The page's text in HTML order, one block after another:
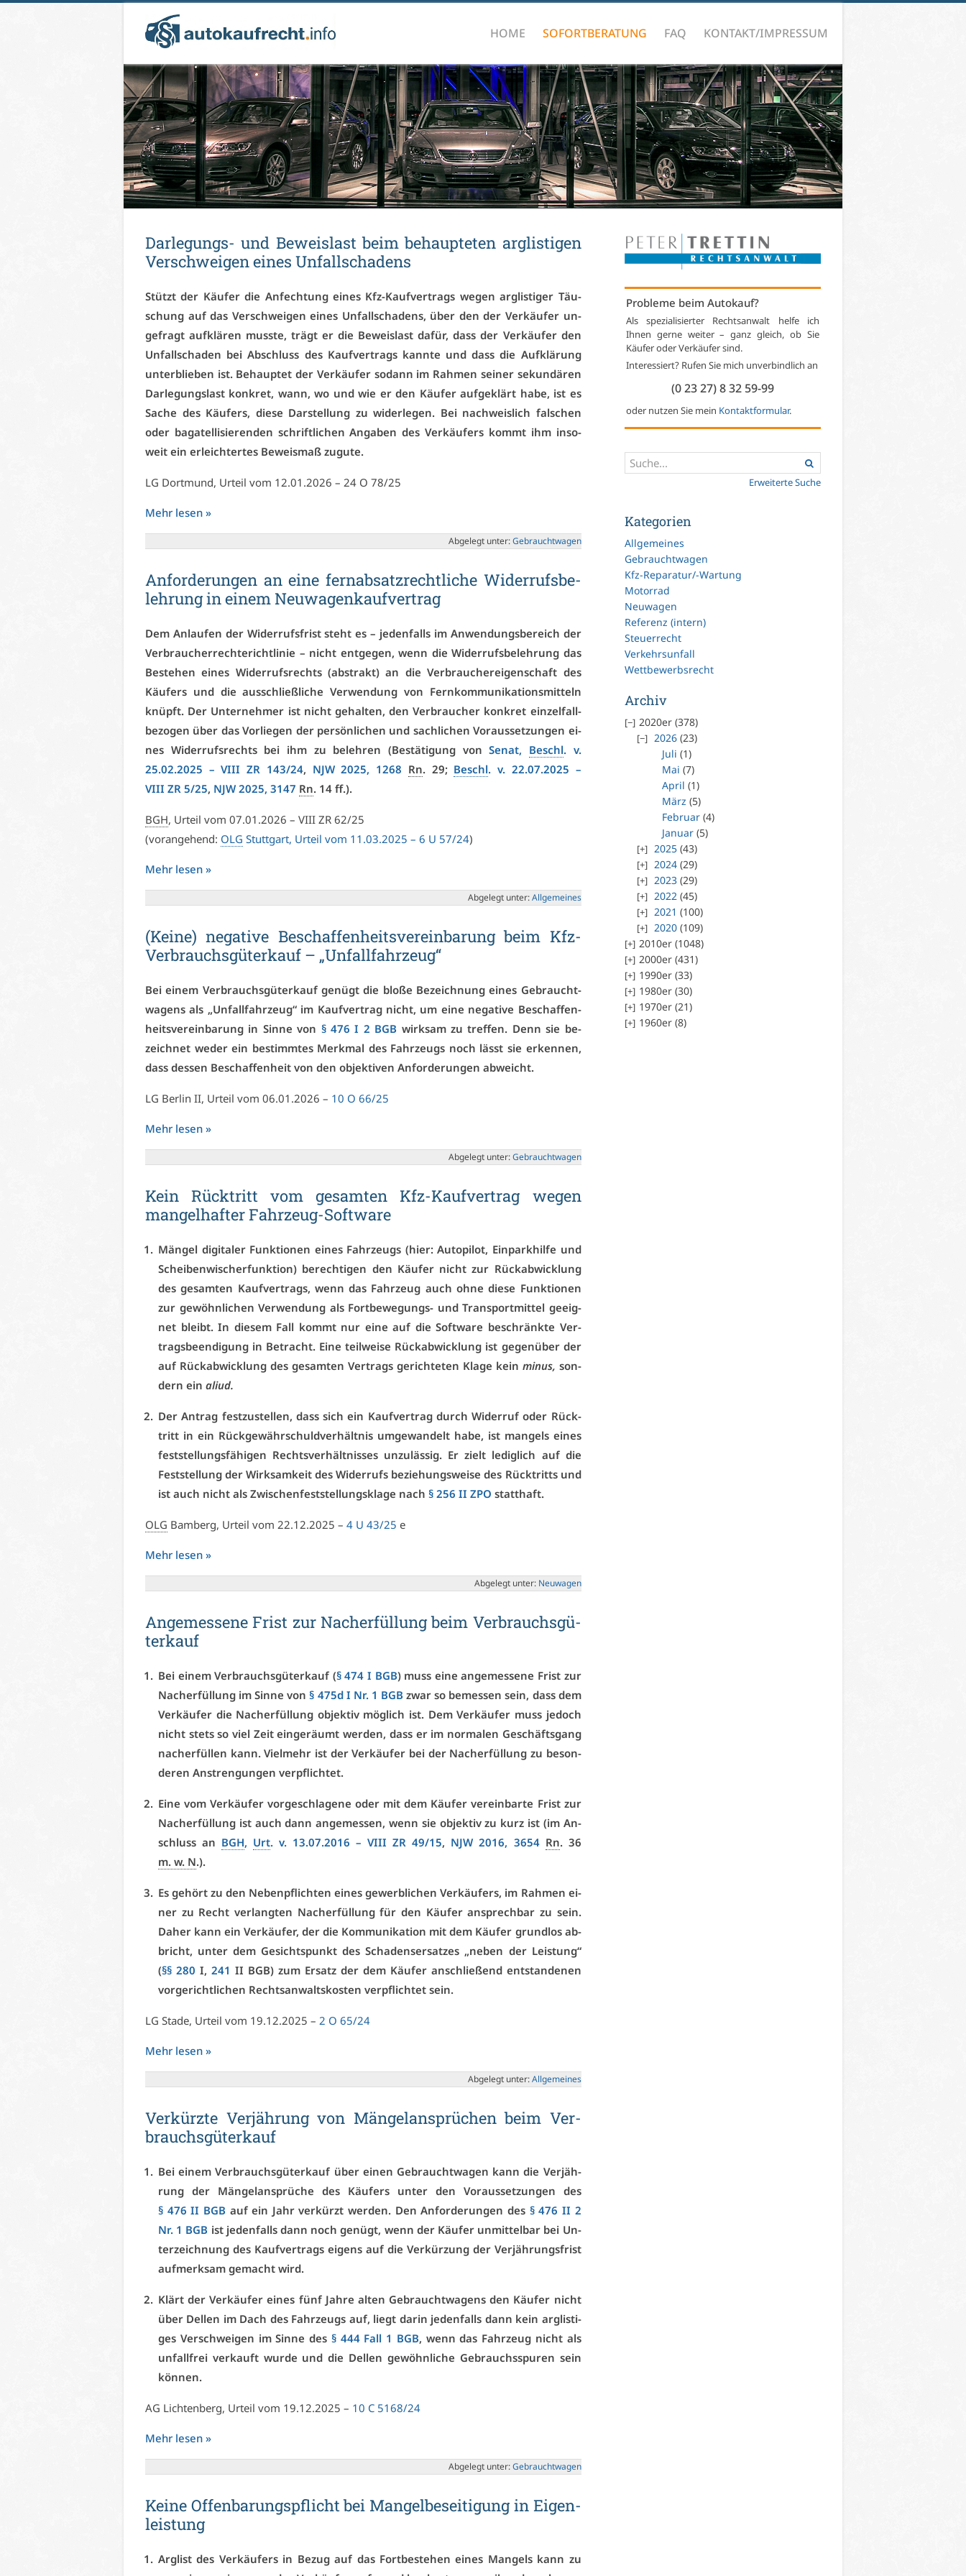
HOME SOFORTBERATUNG FAQ KONTAKT/IMPRESSUM
Dar­le­gungs- und Be­weis­last beim be­haup­te­ten arg­lis­ti­gen
Ver­schwei­gen ei­nes Un­fall­scha­dens
Stützt der Käu­fer die An­fech­tung ei­nes Kfz-Kauf­ver­trags we­gen arg­lis­ti­ger Täu­
schung auf das Ver­schwei­gen ei­nes Un­fall­scha­dens, über den der Ver­käu­fer un­
ge­fragt auf­klä­ren muss­te, trägt er die Be­weis­last da­für, dass der Ver­käu­fer den
Un­fall­scha­den bei Ab­schluss des Kauf­ver­trags kann­te und dass die Auf­klä­rung
un­ter­blie­ben ist. Be­haup­tet der Ver­käu­fer so­dann im Rah­men sei­ner se­kun­dä­ren
Dar­le­gungs­last kon­kret, wann, wo und wie er den Käu­fer auf­ge­klärt ha­be, ist es
Sa­che des Käu­fers, die­se Dar­stel­lung zu wi­der­le­gen. Bei nach­weis­lich fal­schen
oder ba­ga­tel­li­sie­ren­den schrift­li­chen An­ga­ben des Ver­käu­fers kommt ihm in­so­
weit ein er­leich­ter­tes Be­weis­maß zu­gu­te.
LG Dort­mund, Ur­teil vom 12.01.2026 – 24 O 78/25
Mehr le­sen »
Ab­ge­legt un­ter:Ge­braucht­wa­gen
An­for­de­run­gen an ei­ne fern­ab­satz­recht­li­che Wi­der­rufs­be­
leh­rung in ei­nem Neu­wa­gen­kauf­ver­trag
Dem An­lau­fen der Wi­der­rufs­frist steht es – je­den­falls im An­wen­dungs­be­reich der
Ver­brau­cher­rech­te­richt­li­nie – nicht ent­ge­gen, wenn die Wi­der­rufs­be­leh­rung das
Be­ste­hen ei­nes Wi­der­rufs­rechts (abs­trakt) an die Ver­brau­che­r­ei­gen­schaft des
Käu­fers und die aus­schließ­li­che Ver­wen­dung von Fern­kom­mu­ni­ka­ti­ons­mit­teln
knüpft. Der Un­ter­neh­mer ist nicht ge­hal­ten, den Ver­brau­cher kon­kret ein­zel­fall­
be­zo­gen über das Vor­lie­gen der per­sön­li­chen und sach­li­chen Vor­aus­set­zun­gen ei­
nes Wi­der­rufs­rechts bei ihm zu be­leh­ren (Be­stä­ti­gung vonSe­nat, Beschl. v.
25.02.2025 –VI­II ZR 143/24, NJW 2025, 1268 Rn. 29; Beschl. v. 22.07.2025 –
VI­II ZR 5/25, NJW 2025, 3147 Rn. 14 ff.).
BGH, Ur­teil vom 07.01.2026 – VI­II ZR 62/25
(vor­an­ge­hend: OLG Stutt­gart, Ur­teil vom 11.03.2025 – 6 U 57/24)
Mehr le­sen »
Ab­ge­legt un­ter:All­ge­mei­nes
(Kei­ne) ne­ga­ti­ve Be­schaf­fen­heits­ver­ein­ba­rung beim Kfz-
Ver­brauchs­gü­ter­kauf – „Un­fall­fahr­zeug“
Bei ei­nem Ver­brauchs­gü­ter­kauf ge­nügt die blo­ße Be­zeich­nung ei­nes Ge­braucht­
wa­gens als „Un­fall­fahr­zeug“ im Kauf­ver­trag nicht, um ei­ne ne­ga­ti­ve Be­schaf­fen­
heits­ver­ein­ba­rung in Sin­ne von § 476 I 2 BGB wirk­sam zu tref­fen. Denn sie be­
zeich­net we­der ein be­stimm­tes Merk­mal des Fahr­zeugs noch lässt sie er­ken­nen,
dass des­sen Be­schaf­fen­heit von den ob­jek­ti­ven An­for­de­run­gen ab­weicht.
LG Ber­lin II, Ur­teil vom 06.01.2026 – 10 O 66/25
Mehr le­sen »
Ab­ge­legt un­ter:Ge­braucht­wa­gen
Kein Rück­tritt vom ge­sam­ten Kfz-Kauf­ver­trag we­gen
man­gel­haf­ter Fahr­zeug-Soft­ware
Män­gel di­gi­ta­ler Funk­tio­nen ei­nes Fahr­zeugs (hier: Au­to­pi­lot, Ein­park­hil­fe und
Schei­ben­wi­scher­funk­ti­on) be­rech­ti­gen den Käu­fer nicht zur Rück­ab­wick­lung
des ge­sam­ten Kauf­ver­trags, wenn das Fahr­zeug auch oh­ne die­se Funk­tio­nen
zur ge­wöhn­li­chen Ver­wen­dung als Fort­be­we­gungs- und Trans­port­mit­tel ge­eig­
net bleibt. In die­sem Fall kommt nur ei­ne auf die Soft­ware be­schränk­te Ver­
trags­be­en­di­gung in Be­tracht. Ei­ne teil­wei­se Rück­ab­wick­lung ist ge­gen­über der
auf Rück­ab­wick­lung des ge­sam­ten Ver­trags ge­rich­te­ten Kla­ge kein mi­nus, son­
dern ein ali­ud.
Der An­trag fest­zu­stel­len, dass sich ein Kauf­ver­trag durch Wi­der­ruf oder Rück­
tritt in ein Rück­ge­währ­schuld­ver­hält­nis um­ge­wan­delt ha­be, ist man­gels ei­nes
fest­stel­lungs­fä­hi­gen Rechts­ver­hält­nis­ses un­zu­läs­sig. Er zielt le­dig­lich auf die
Fest­stel­lung der Wirk­sam­keit des Wi­der­rufs be­zie­hungs­wei­se des Rück­tritts und
ist auch nicht als Zwi­schen­fest­stel­lungs­kla­ge nach § 256 II ZPO statt­haft.
OLG Bam­berg, Ur­teil vom 22.12.2025 – 4 U 43/25 e
Mehr le­sen »
Ab­ge­legt un­ter: Neu­wa­gen
An­ge­mes­se­ne Frist zur Nach­er­fül­lung beim Ver­brauchs­gü­
ter­kauf
Bei ei­nem Ver­brauchs­gü­ter­kauf (§ 474 I BGB) muss ei­ne an­ge­mes­se­ne Frist zur
Nach­er­fül­lung im Sin­ne von§ 475d I Nr. 1 BGB zwar so be­mes­sen sein, dass dem
Ver­käu­fer die Nach­er­fül­lung ob­jek­tiv mög­lich ist. Dem Ver­käu­fer muss je­doch
nicht stets so viel Zeit ein­ge­räumt wer­den, dass er im nor­ma­len Ge­schäfts­gang
nach­er­fül­len kann. Viel­mehr ist der Ver­käu­fer bei der Nach­er­fül­lung zu be­son­
de­ren An­stren­gun­gen ver­pflich­tet.
Ei­ne vom Ver­käu­fer vor­ge­schla­ge­ne oder mit dem Käu­fer ver­ein­bar­te Frist zur
Nach­er­fül­lung ist auch dann an­ge­mes­sen, wenn sie ob­jek­tiv zu kurz ist (im An­
schluss an BGH, Urt. v. 13.07.2016 –VI­II ZR 49/15, NJW 2016, 3654 Rn. 36
m. w. N.).
Es ge­hört zu den Ne­ben­pflich­ten ei­nes ge­werb­li­chen Ver­käu­fers, im Rah­men ei­
ner zu Recht ver­lang­ten Nach­er­fül­lung für den Käu­fer an­sprech­bar zu sein.
Da­her kann ein Ver­käu­fer, der die Kom­mu­ni­ka­ti­on mit dem Käu­fer grund­los ab­
bricht, un­ter dem Ge­sichts­punkt des Scha­dens­er­sat­zes „ne­ben der Leis­tung“
(§§ 280 I, 241 II BGB) zum Er­satz der dem Käu­fer an­schlie­ßend ent­stan­de­nen
vor­ge­richt­li­chen Rechts­an­walts­kos­ten ver­pflich­tet sein.
LG Sta­de, Ur­teil vom 19.12.2025 – 2 O 65/24
Mehr le­sen »
Ab­ge­legt un­ter:All­ge­mei­nes
Ver­kürz­te Ver­jäh­rung von Män­gel­an­sprü­chen beim Ver­
brauchs­gü­ter­kauf
Bei ei­nem Ver­brauchs­gü­ter­kauf über ei­nen Ge­braucht­wa­gen kann die Ver­jäh­
rung der Män­gel­an­sprü­che des Käu­fers un­ter den Vor­aus­set­zun­gen des
§ 476 II BGB auf ein Jahr ver­kürzt wer­den. Den An­for­de­run­gen des § 476 II 2
Nr. 1 BGB ist je­den­falls dann noch ge­nügt, wenn der Käu­fer un­mit­tel­bar bei Un­
ter­zeich­nung des Kauf­ver­trags ei­gens auf die Ver­kür­zung der Ver­jäh­rungs­frist
auf­merk­sam ge­macht wird.
Klärt der Ver­käu­fer ei­nes fünf Jah­re al­ten Ge­braucht­wa­gens den Käu­fer nicht
über Del­len im Dach des Fahr­zeugs auf, liegt dar­in je­den­falls dann kein arg­lis­ti­
ges Ver­schwei­gen im Sin­ne des § 444 Fall 1 BGB, wenn das Fahr­zeug nicht als
un­fall­frei ver­kauft wur­de und die Del­len ge­wöhn­li­che Ge­brauchs­spu­ren sein
kön­nen.
AG Lich­ten­berg, Ur­teil vom 19.12.2025 – 10 C 5168/24
Mehr le­sen »
Ab­ge­legt un­ter:Ge­braucht­wa­gen
Kei­ne Of­fen­ba­rungs­pflicht bei Man­gel­be­sei­ti­gung in Ei­gen­
leis­tung
Arg­list des Ver­käu­fers in Be­zug auf das Fort­be­ste­hen ei­nes Man­gels kann zu
Probleme beim Autokauf?
Als spezialisierter Rechtsanwalt helfe ich
Ihnen gerne weiter – ganz gleich, ob Sie
Käufer oder Verkäufer sind.
Interessiert? Rufen Sie mich unverbindlich an
(0 23 27) 8 32 59-99
oder nutzen Sie mein Kontaktformular.
Erweiterte Suche
Kategorien
Allgemeines
Gebrauchtwagen
Kfz-Reparatur/-Wartung
Motorrad
Neuwagen
Referenz (intern)
Steuerrecht
Verkehrsunfall
Wettbewerbsrecht
Archiv
2020er (378)
2026 (23)
Juli (1)
Mai (7)
April (1)
März (5)
Februar (4)
Januar (5)
2025 (43)
2024 (29)
2023 (29)
2022 (45)
2021 (100)
2020 (109)
2010er (1048)
2000er (431)
1990er (33)
1980er (30)
1970er (21)
1960er (8)